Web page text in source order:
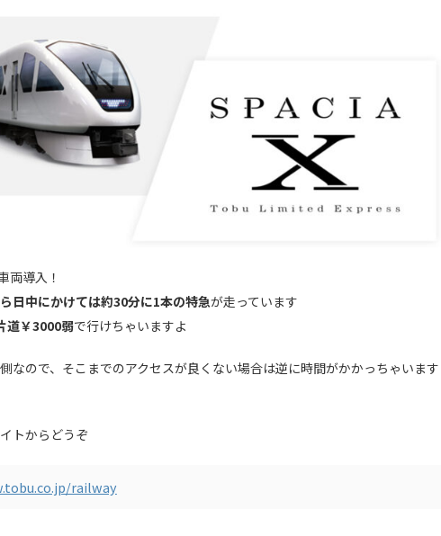
両導入！
日中にかけては約30分に1本の特急が走っています
道￥3000弱で行けちゃいますよ
なので、そこまでのアクセスが良くない場合は逆に時間がかかっちゃいます
トからどうぞ
railway